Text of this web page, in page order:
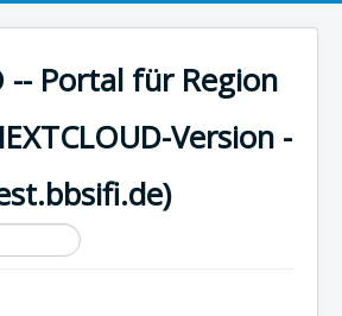
-- Portal für Region
Version -